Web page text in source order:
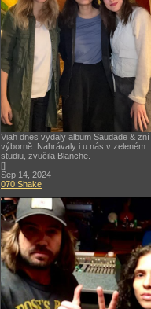
Viah dnes vydaly album Saudade & zní
výborně. Nahrávaly i u nás v zeleném
studiu, zvučila Blanche.
[]
Sep 14, 2024
070 Shake